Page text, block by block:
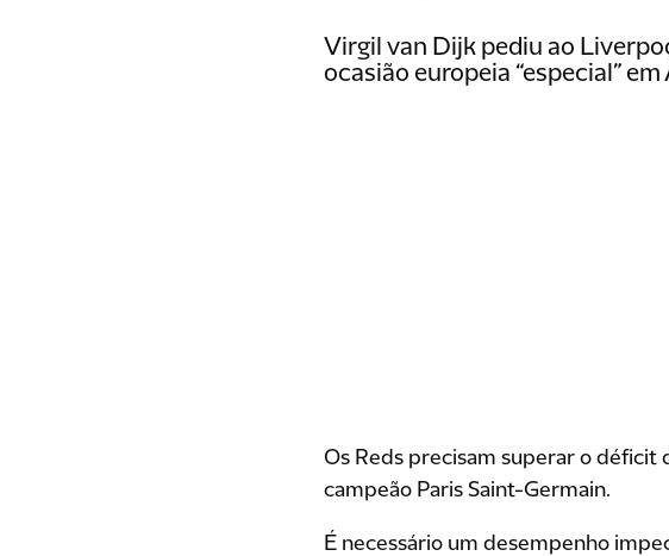
Virgil van Dijk pediu ao
ocasião europeia “especial”
Os Reds precisam superar o déficit
campeão Paris Saint-Germain.
É necessário um desempenho